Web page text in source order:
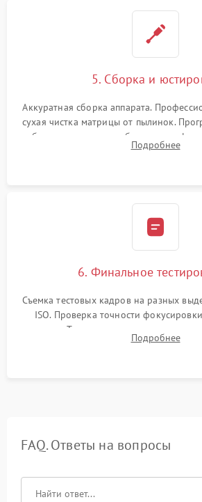
5. Сборка и
Аккуратная сборка аппарата.
сухая чистка матрицы от пылинок.
рабочего отрезка, калибровка
экспозамера с помощью
Подробнее
6. Финальное
Съемка тестовых кадров на разных
ISO. Проверка точности
мишени. Тест записи на карту памяти,
вспышки, микрофона и всех
Подробнее
FAQ. Ответы на вопросы